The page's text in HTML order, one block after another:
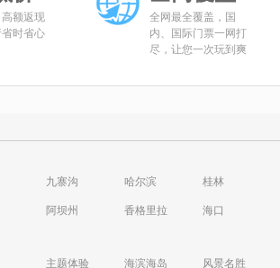
额返现
时省心
全网最全覆盖，国
内、国际门票一网打
尽，让您一次玩到爽
九寨沟 哈尔滨 桂林
阿坝州 香格里拉 海口
主题体验 海滨海岛 风景名胜